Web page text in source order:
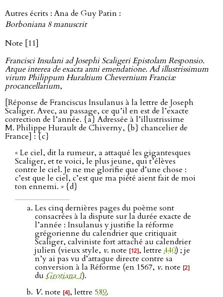
Autres écrits : Ana de Guy Patin :
Borboniana 8 manuscrit
Note [11]
Francisci Insulani ad Josephi Scaligeri Epistolam Responsio.
Atque interea de exacta anni emendatione. Ad illustrissimum
virum Philippum Huraltium Chevernium Franciæ
procancellarium,
[Réponse de Franciscus Insulanus à la lettre de Joseph
Scaliger. Avec, au passage, ce qu’il en est de l’exacte
correction de l’année. {a} Adressée à l’illustrissime
M. Philippe Hurault de Chiverny, {b} chancelier de
France] : {c}
« Le ciel, dit la rumeur, a attaqué les gigantesques
Scaliger, et te voici, le plus jeune, qui t’élèves
contre le ciel. Je ne me glorifie que d’une chose :
c’est que le ciel, c’est que ma piété aient fait de moi
ton ennemi. » {d}
Les cinq dernières pages du poème sont
consacrées à la dispute sur la durée exacte de
l’année : Insulanus y justifie la réforme
grégorienne du calendrier que critiquait
Scaliger, calviniste fort attaché au calendrier
julien (vieux style, v. note [12], lettre 440) ; je
n’y ai pas vu d’attaque directe contre sa
conversion à la Réforme (en 1567, v. note [2]
du Grotiana 1).
V. note [4], lettre 589.